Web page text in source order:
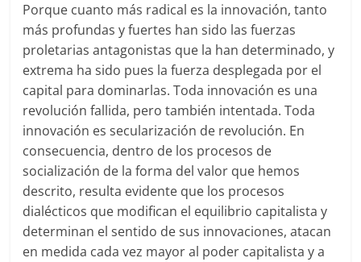
Porque cuanto más radical es la innovación, tanto
más profundas y fuertes han sido las fuerzas
proletarias antagonistas que la han determinado, y
extrema ha sido pues la fuerza desplegada por el
capital para dominarlas. Toda innovación es una
revolución fallida, pero también intentada. Toda
innovación es secularización de revolución. En
consecuencia, dentro de los procesos de
socialización de la forma del valor que hemos
descrito, resulta evidente que los procesos
dialécticos que modifican el equilibrio capitalista y
determinan el sentido de sus innovaciones, atacan
en medida cada vez mayor al poder capitalista y a